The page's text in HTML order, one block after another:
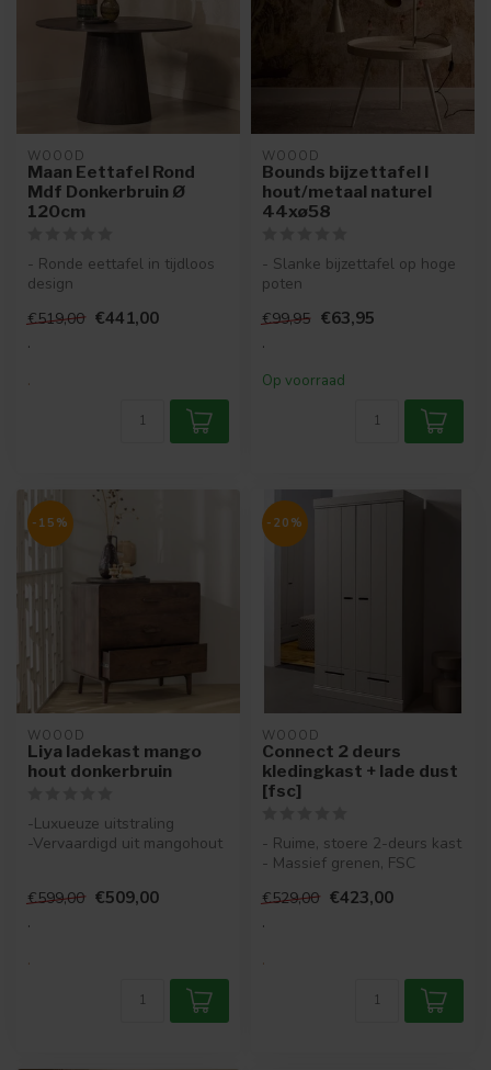
WOOOD
Maan Eettafel Rond
Mdf Donkerbruin Ø
120cm
- Ronde eettafel in tijdloos
design
donkerbruine afwerk...
€519,00 €441,00
.
.
WOOOD
Bounds bijzettafel l
hout/metaal naturel
44xø58
- Slanke bijzettafel op hoge
poten
met zinken metaal...
€99,95 €63,95
.
Op voorraad
-15%
WOOOD
Liya ladekast mango
hout donkerbruin
-Luxueuze uitstraling
-Vervaardigd uit mangohout
€599,00 €509,00
.
.
-20%
WOOOD
Connect 2 deurs
kledingkast + lade dust
[fsc]
- Ruime, stoere 2-deurs kast
- Massief grenen, FSC
- Creëer je...
€529,00 €423,00
.
.